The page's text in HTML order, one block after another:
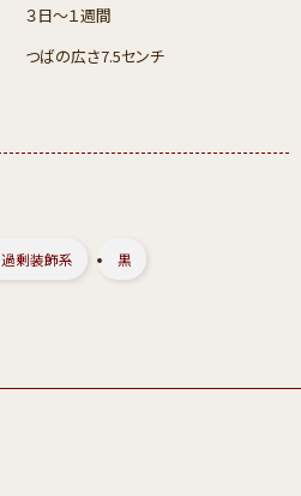
３日～１週間
つばの広さ7.5センチ
過剰装飾系 黒